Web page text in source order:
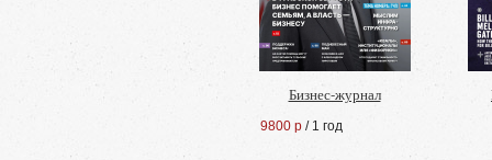
Бизнес-журнал
9800 р / 1 год